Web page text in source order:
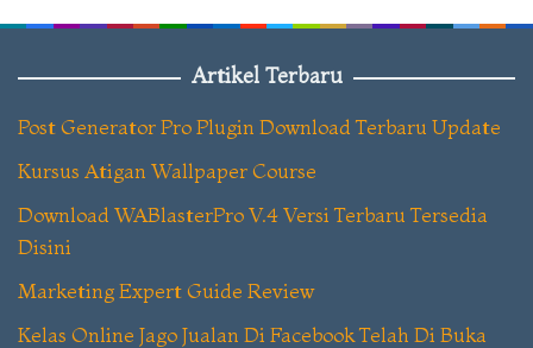
Artikel Terbaru
Post Generator Pro Plugin Download Terbaru Update
Kursus Atigan Wallpaper Course
Download WABlasterPro V.4 Versi Terbaru Tersedia
Disini
Marketing Expert Guide Review
Kelas Online Jago Jualan Di Facebook Telah Di Buka